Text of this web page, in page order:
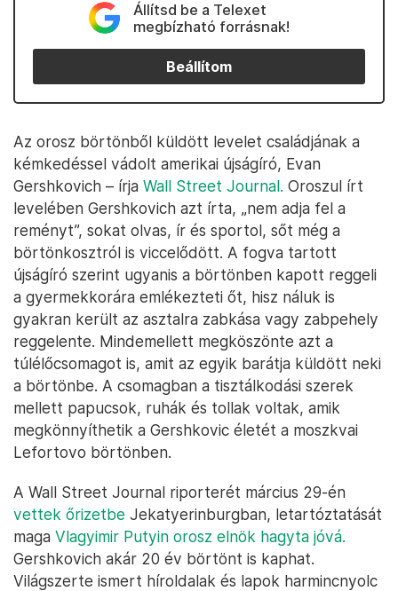
Állítsd be a Telexet
megbízható forrásnak!
Beállítom
Az orosz börtönből küldött levelet családjának a
kémkedéssel vádolt amerikai újságíró, Evan
Gershkovich – írja Wall Street Journal. Oroszul írt
levelében Gershkovich azt írta, „nem adja fel a
reményt”, sokat olvas, ír és sportol, sőt még a
börtönkosztról is viccelődött. A fogva tartott
újságíró szerint ugyanis a börtönben kapott reggeli
a gyermekkorára emlékezteti őt, hisz náluk is
gyakran került az asztalra zabkása vagy zabpehely
reggelente. Mindemellett megköszönte azt a
túlélőcsomagot is, amit az egyik barátja küldött neki
a börtönbe. A csomagban a tisztálkodási szerek
mellett papucsok, ruhák és tollak voltak, amik
megkönnyíthetik a Gershkovic életét a moszkvai
Lefortovo börtönben.
A Wall Street Journal riporterét március 29-én
vettek őrizetbe Jekatyerinburgban, letartóztatását
maga Vlagyimir Putyin orosz elnök hagyta jóvá.
Gershkovich akár 20 év börtönt is kaphat.
Világszerte ismert híroldalak és lapok harmincnyolc